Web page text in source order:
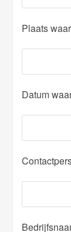
Plaats
Datum